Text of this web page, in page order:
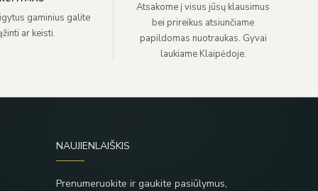
gaminius galite
ar keisti.
Atsakome į visus jūsų klausimus
bei prireikus atsiunčiame
papildomas nuotraukas. Gyvai
laukiame Klaipėdoje.
NAUJIENLAIŠKIS
Prenumeruokite ir gaukite pasiūlymus,